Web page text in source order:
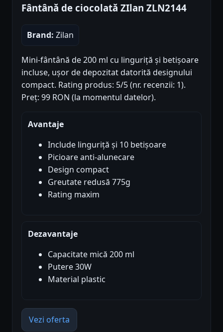
Fântână de ciocolată ZIlan ZLN2144
Brand: Zilan
Mini-fântână de 200 ml cu linguriță și betișoare
incluse, ușor de depozitat datorită designului
compact. Rating produs: 5/5 (nr. recenzii: 1).
Preț: 99 RON (la momentul datelor).
Avantaje
Include linguriță și 10 betișoare
Picioare anti-alunecare
Design compact
Greutate redusă 775g
Rating maxim
Dezavantaje
Capacitate mică 200 ml
Putere 30W
Material plastic
Vezi oferta